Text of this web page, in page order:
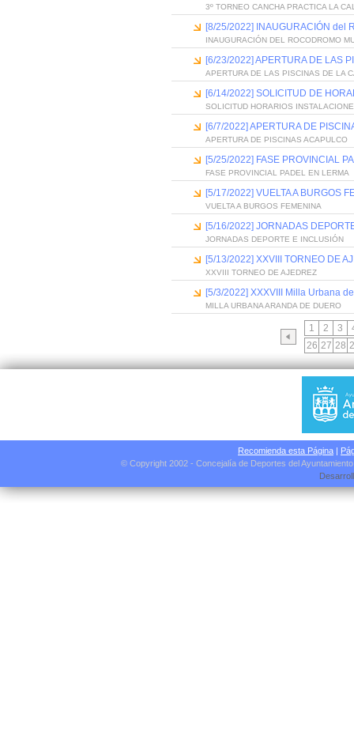
3º TORNEO CANCHA PRACTICA LA
[8/25/2022] INAUGURACIÓN del
INAUGURACIÓN DEL ROCODROMO
[6/23/2022] APERTURA DE LAS
APERTURA DE LAS PISCINAS DE LA
[6/14/2022] SOLICITUD DE
SOLICITUD HORARIOS
[6/7/2022] APERTURA DE
APERTURA DE PISCINAS ACAPULCO
[5/25/2022] FASE PROVINCIAL
FASE PROVINCIAL PADEL EN LERMA
[5/17/2022] VUELTA A BURGOS
VUELTA A BURGOS FEMENINA
[5/16/2022] JORNADAS
JORNADAS DEPORTE E INCLUSIÓN
[5/13/2022] XXVIII TORNEO DE
XXVIII TORNEO DE AJEDREZ
[5/3/2022] XXXVIII Milla Urbana
MILLA URBANA ARANDA DE DUERO
1 2 3
26 27 28
Recomienda esta Página |
© Copyright 2002 - Concejalía de Deportes del